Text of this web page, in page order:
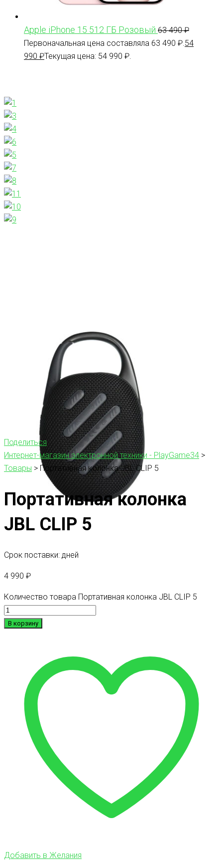
Apple iPhone 15 512 ГБ Розовый 63 490₽
Первоначальная цена составляла 63 490 ₽. 54
990 ₽Текущая цена: 54 990 ₽.
Поделиться
Интернет-магазин электронной техники - PlayGame34 >
Товары > Портативная колонка JBL CLIP 5
Портативная колонка
JBL CLIP 5
Срок поставки: дней
4 990 ₽
Количество товара Портативная колонка JBL CLIP 5
В корзину
Добавить в Желания